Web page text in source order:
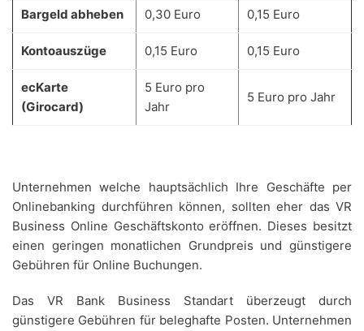
Bargeld abheben 0,30 Euro 0,15 Euro
Kontoauszüge 0,15 Euro 0,15 Euro
ecKarte
(Girocard)
5 Euro pro
Jahr
5 Euro pro Jahr
Unternehmen welche hauptsächlich Ihre Geschäfte per
Onlinebanking durchführen können, sollten eher das VR
Business Online Geschäftskonto eröffnen. Dieses besitzt
einen geringen monatlichen Grundpreis und günstigere
Gebühren für Online Buchungen.
Das VR Bank Business Standart überzeugt durch
günstigere Gebühren für beleghafte Posten. Unternehmen